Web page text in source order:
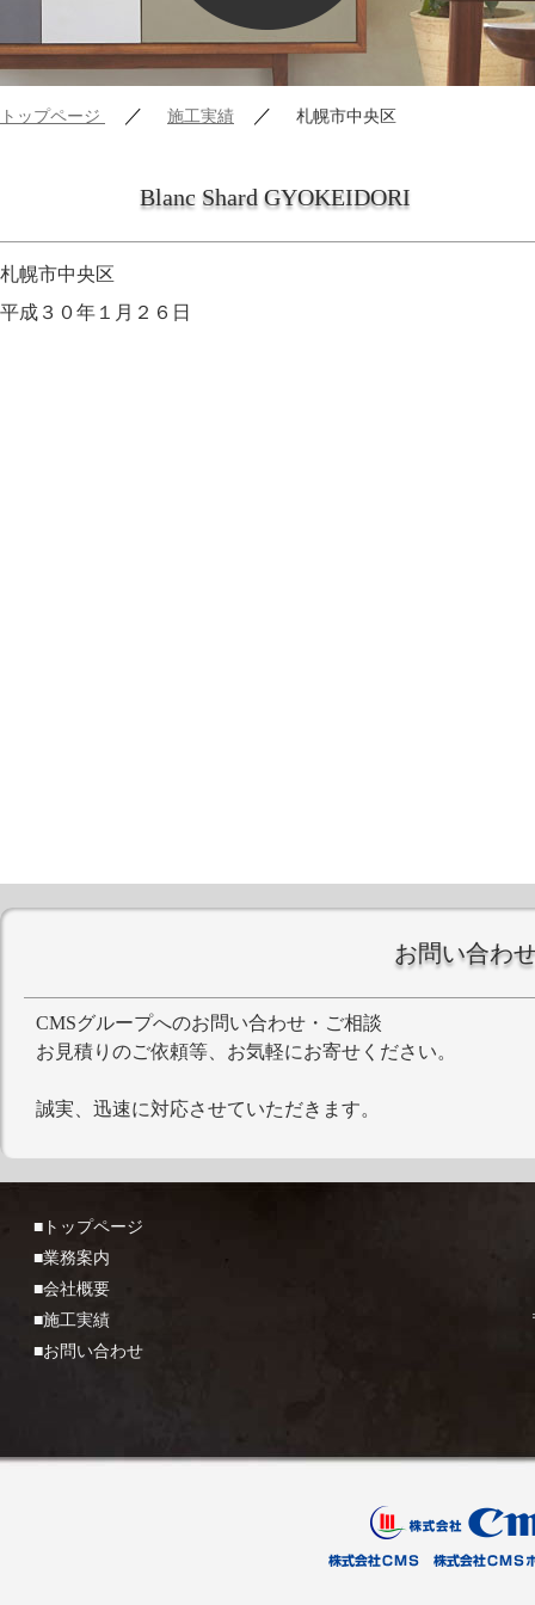
トップページ ／ 施工実績 ／ 札幌市中央区
Blanc Shard GYOKEIDORI
札幌市中央区
平成３０年１月２６日
お問い合わ
CMSグループへのお問い合わせ・ご相談
お見積りのご依頼等、お気軽にお寄せください。
誠実、迅速に対応させていただきます。
■トップページ
■業務案内
■会社概要
■施工実績
■お問い合わせ